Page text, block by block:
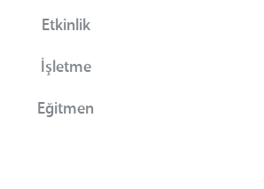
Etkinlik
İşletme
Eğitmen